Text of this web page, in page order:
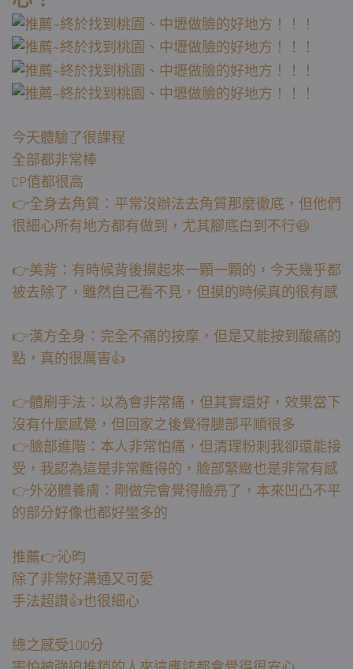
今天體驗了很課程
全部都非常棒
CP值都很高
👉全身去角質：平常沒辦法去角質那麼徹底，但他們
很細心所有地方都有做到，尤其腳底白到不行😆
👉美背：有時候背後摸起來一顆一顆的，今天幾乎都
被去除了，雖然自己看不見，但摸的時候真的很有感
👉漢方全身：完全不痛的按摩，但是又能按到酸痛的
點，真的很厲害👍
👉體刷手法：以為會非常痛，但其實還好，效果當下
沒有什麼感覺，但回家之後覺得腿部平順很多
👉臉部進階：本人非常怕痛，但清理粉刺我卻還能接
受，我認為這是非常難得的，臉部緊緻也是非常有感
👉外泌體養膚：剛做完會覺得臉亮了，本來凹凸不平
的部分好像也都好蠻多的
推薦👉沁昀
除了非常好溝通又可愛
手法超讚👍也很細心
總之感受100分